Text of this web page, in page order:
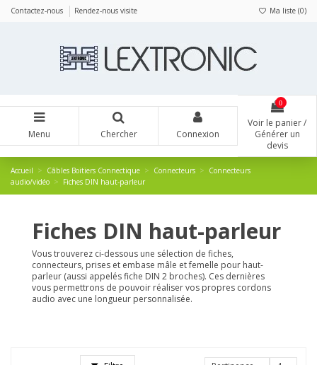
Contactez-nous Rendez-nous visite Ma liste (0)
Menu Chercher Connexion
0
Voir le panier /
Générer un
devis
Accueil Câbles Boitiers Connectique Connecteurs
Connecteurs
audio/vidéo
Fiches DIN haut-parleur
Fiches DIN haut-parleur
Vous trouverez ci-dessous une sélection de fiches,
connecteurs, prises et embase mâle et femelle pour haut-
parleur (aussi appelés fiche DIN 2 broches). Ces dernières
vous permettrons de pouvoir réaliser vos propres cordons
audio avec une longueur personnalisée.
Panneau de gestion des cookies